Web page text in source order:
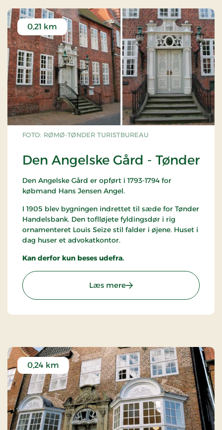
FOTO: RØMØ-TØNDER TURISTBUREAU
Den Angelske Gård - Tønder
0,21 km
Den Angelske Gård er opført i 1793-1794 for
købmand Hans Jensen Angel.
I 1905 blev bygningen indrettet til sæde for Tønder
Handelsbank. Den toflløjete fyldingsdør i rig
ornamenteret Louis Seize stil falder i øjene. Huset i
dag huser et advokatkontor.
Kan derfor kun beses udefra.
Læs mere: Den Angelske Gård -
0,24 km